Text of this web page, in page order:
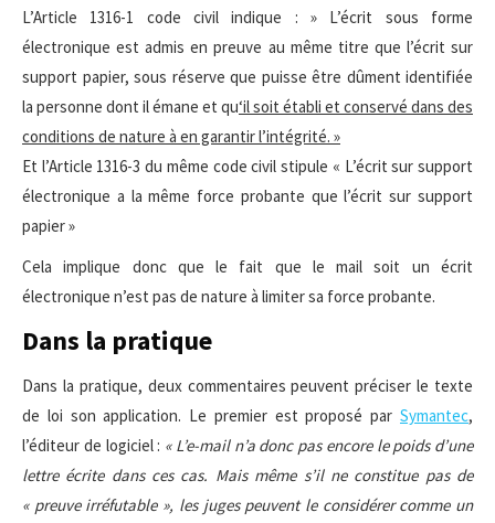
L’Article 1316-1 code civil indique : » L’écrit sous forme
électronique est admis en preuve au même titre que l’écrit sur
support papier, sous réserve que puisse être dûment identifiée
la personne dont il émane et qu‘il soit établi et conservé dans des
conditions de nature à en garantir l’intégrité. »
Et l’Article 1316-3 du même code civil stipule « L’écrit sur support
électronique a la même force probante que l’écrit sur support
papier »
Cela implique donc que le fait que le mail soit un écrit
électronique n’est pas de nature à limiter sa force probante.
Dans la pratique
Dans la pratique, deux commentaires peuvent préciser le texte
de loi son application. Le premier est proposé par Symantec,
l’éditeur de logiciel : « L’e-mail n’a donc pas encore le poids d’une
lettre écrite dans ces cas. Mais même s’il ne constitue pas de
« preuve irréfutable », les juges peuvent le considérer comme un